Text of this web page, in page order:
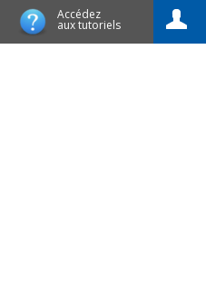
Accédez
aux tutoriels